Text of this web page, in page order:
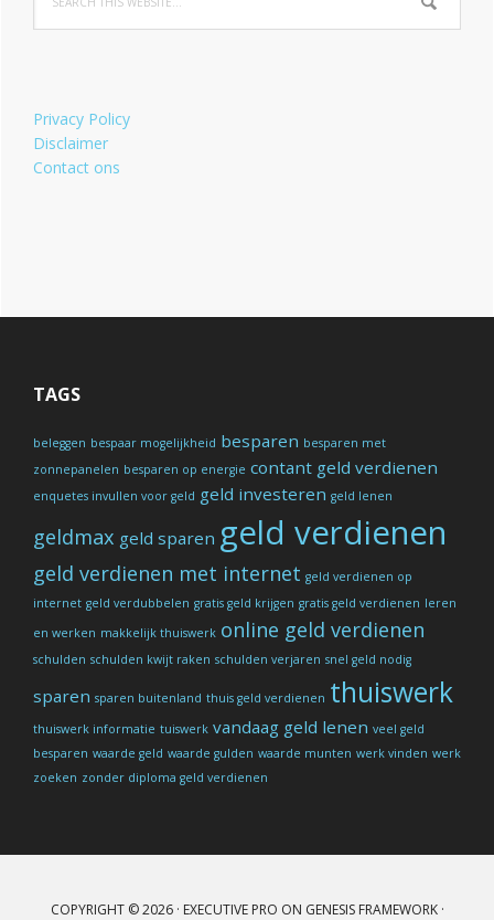
Privacy Policy
Disclaimer
Contact ons
TAGS
beleggen bespaar mogelijkheid besparen besparen met
zonnepanelen besparen op energie contant geld verdienen
enquetes invullen voor geld geld investeren geld lenen
geldmax geld sparen geld verdienen
geld verdienen met internet geld verdienen op
internet geld verdubbelen gratis geld krijgen gratis geld verdienen leren
en werken makkelijk thuiswerk online geld verdienen
schulden schulden kwijt raken schulden verjaren snel geld nodig
sparen sparen buitenland thuis geld verdienen thuiswerk
thuiswerk informatie tuiswerk vandaag geld lenen veel geld
besparen waarde geld waarde gulden waarde munten werk vinden werk
zoeken zonder diploma geld verdienen
COPYRIGHT © 2026 · EXECUTIVE PRO ON GENESIS FRAMEWORK·